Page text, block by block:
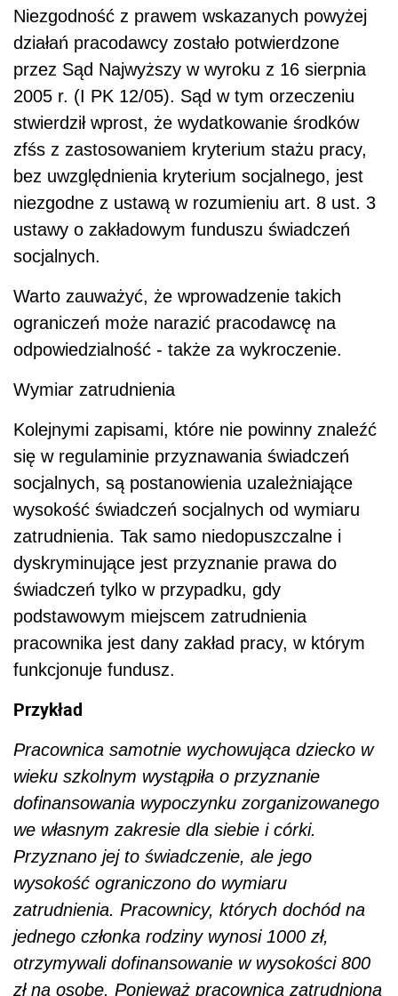
Niezgodność z prawem wskazanych powyżej
działań pracodawcy zostało potwierdzone
przez Sąd Najwyższy w wyroku z 16 sierpnia
2005 r. (I PK 12/05). Sąd w tym orzeczeniu
stwierdził wprost, że wydatkowanie środków
zfśs z zastosowaniem kryterium stażu pracy,
bez uwzględnienia kryterium socjalnego, jest
niezgodne z ustawą w rozumieniu art. 8 ust. 3
ustawy o zakładowym funduszu świadczeń
socjalnych.
Warto zauważyć, że wprowadzenie takich
ograniczeń może narazić pracodawcę na
odpowiedzialność - także za wykroczenie.
Wymiar zatrudnienia
Kolejnymi zapisami, które nie powinny znaleźć
się w regulaminie przyznawania świadczeń
socjalnych, są postanowienia uzależniające
wysokość świadczeń socjalnych od wymiaru
zatrudnienia. Tak samo niedopuszczalne i
dyskryminujące jest przyznanie prawa do
świadczeń tylko w przypadku, gdy
podstawowym miejscem zatrudnienia
pracownika jest dany zakład pracy, w którym
funkcjonuje fundusz.
Przykład
Pracownica samotnie wychowująca dziecko w
wieku szkolnym wystąpiła o przyznanie
dofinansowania wypoczynku zorganizowanego
we własnym zakresie dla siebie i córki.
Przyznano jej to świadczenie, ale jego
wysokość ograniczono do wymiaru
zatrudnienia. Pracownicy, których dochód na
jednego członka rodziny wynosi 1000 zł,
otrzymywali dofinansowanie w wysokości 800
zł na osobę. Ponieważ pracownica zatrudniona